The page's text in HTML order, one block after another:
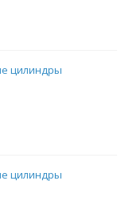
цилиндры
цилиндры